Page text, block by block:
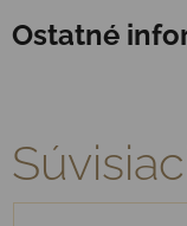
Ostatné